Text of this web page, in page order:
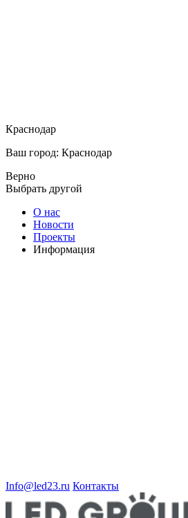
Краснодар
Ваш город: Краснодар
Верно
Выбрать другой
О нас
Новости
Проекты
Информация
Info@led23.ru Контакты